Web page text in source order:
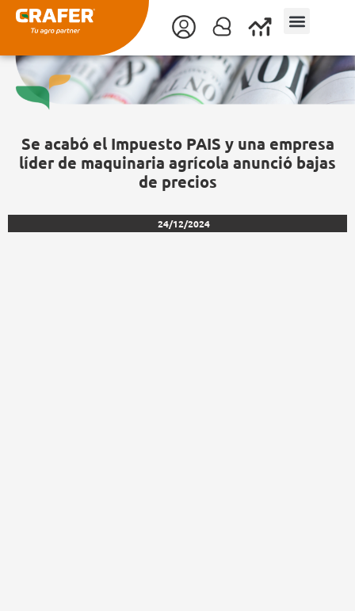
contenido
Se acabó el Impuesto PAIS y una empresa
líder de maquinaria agrícola anunció bajas
de precios
24/12/2024